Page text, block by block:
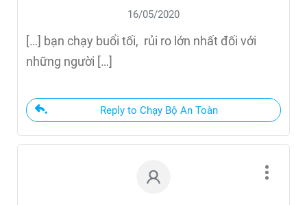
16/05/2020
[…] bạn chạy buổi tối, rủi ro lớn nhất đối với
những người […]
Reply to Chạy Bộ An Toàn